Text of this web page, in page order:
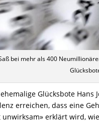
bei mehr als 400
Glücksbote Hans
erreichen, dass eine
erklärt wird,